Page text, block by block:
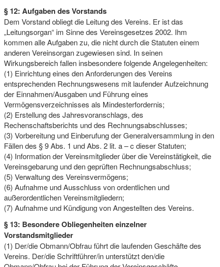
§ 12: Aufgaben des Vorstands
Dem Vorstand obliegt die Leitung des Vereins. Er ist das
„Leitungsorgan“ im Sinne des Vereinsgesetzes 2002. Ihm
kommen alle Aufgaben zu, die nicht durch die Statuten einem
anderen Vereinsorgan zugewiesen sind. In seinen
Wirkungsbereich fallen insbesondere folgende Angelegenheiten:
(1) Einrichtung eines den Anforderungen des Vereins
entsprechenden Rechnungswesens mit laufender Aufzeichnung
der Einnahmen/Ausgaben und Führung eines
Vermögensverzeichnisses als Mindesterfordernis;
(2) Erstellung des Jahresvoranschlags, des
Rechenschaftsberichts und des Rechnungsabschlusses;
(3) Vorbereitung und Einberufung der Generalversammlung in den
Fällen des § 9 Abs. 1 und Abs. 2 lit. a – c dieser Statuten;
(4) Information der Vereinsmitglieder über die Vereinstätigkeit, die
Vereinsgebarung und den geprüften Rechnungsabschluss;
(5) Verwaltung des Vereinsvermögens;
(6) Aufnahme und Ausschluss von ordentlichen und
außerordentlichen Vereinsmitgliedern;
(7) Aufnahme und Kündigung von Angestellten des Vereins.
§ 13: Besondere Obliegenheiten einzelner
Vorstandsmitglieder
(1) Der/die Obmann/Obfrau führt die laufenden Geschäfte des
Vereins. Der/die Schriftführer/in unterstützt den/die